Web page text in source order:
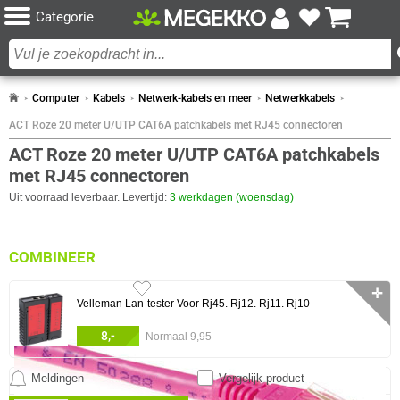
Categorie
Computer Kabels Netwerk-kabels en meer Netwerkkabels
ACT Roze 20 meter U/UTP CAT6A patchkabels met RJ45 connectoren
ACT Roze 20 meter U/UTP CAT6A patchkabels
met RJ45 connectoren
Uit voorraad leverbaar. Levertijd: 3 werkdagen (woensdag)
Vergelijk product
Meldingen
COMBINEER
Velleman Lan-tester Voor Rj45. Rj12. Rj11. Rj10
8,- Normaal 9,95
✛
0 artikelen geselecteerd